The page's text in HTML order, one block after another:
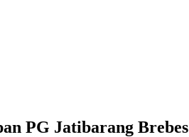
PG Jatibarang Brebes